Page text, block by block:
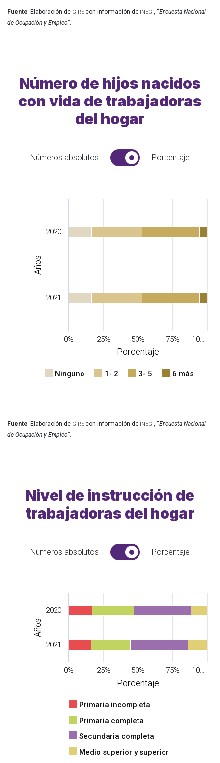
Fuente: Elaboración de gire con información de inegi, “Encuesta Nacional
de Ocupación y Empleo”.
Número de hijos nacidos
con vida de trabajadoras
del hogar
Números absolutos Porcentaje
Años
Porcentaje
Ninguno 1- 2 3- 5 6 más
2020
2021
0% 25% 50% 75% 10…
Fuente: Elaboración de gire con información de inegi, “Encuesta Nacional
de Ocupación y Empleo”.
Nivel de instrucción de
trabajadoras del hogar
Números absolutos Porcentaje
Años
Porcentaje
Primaria incompleta
Primaria completa
Secundaria completa
Medio superior y superior
2020
2021
0% 25% 50% 75% 10…